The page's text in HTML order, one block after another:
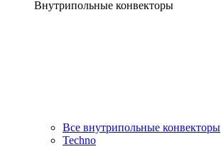
Внутрипольные конвекторы
Все внутрипольные конвекторы
Techno